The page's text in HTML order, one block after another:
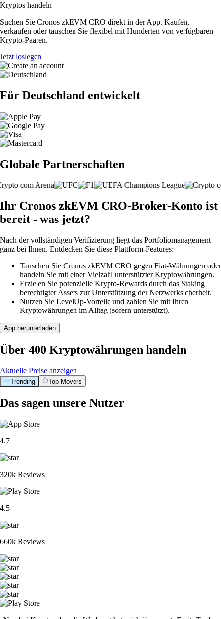
Kryptos handeln
Suchen Sie Cronos zkEVM CRO direkt in der App. Kaufen,
verkaufen oder tauschen Sie flexibel mit Hunderten von verfügbaren
Krypto-Paaren.
Jetzt loslegen
Für Deutschland entwickelt
Globale Partnerschaften
Ihr Cronos zkEVM CRO-Broker-Konto ist
bereit - was jetzt?
Nach der vollständigen Verifizierung liegt das Portfoliomanagement
ganz bei Ihnen. Entdecken Sie diese Plattform-Features:
Tauschen Sie Cronos zkEVM CRO gegen Fiat-Währungen oder
handeln Sie mit einer Vielzahl unterstützter Kryptowährungen.
Erzielen Sie potenzielle Krypto-Rewards durch das Staking
berechtigter Assets zur Unterstützung der Netzwerksicherheit.
Nutzen Sie LevelUp-Vorteile und zahlen Sie mit Ihren
Kryptowährungen im Alltag (sofern unterstützt).
App herunterladen
Über 400 Kryptowährungen handeln
Aktuelle Preise anzeigen
Trending Top Movers
Das sagen unsere Nutzer
4.7
320k Reviews
4.5
660k Reviews